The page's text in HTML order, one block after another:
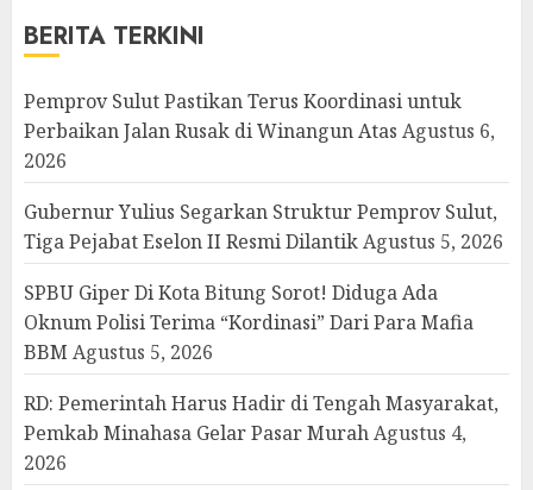
BERITA TERKINI
Pemprov Sulut Pastikan Terus Koordinasi untuk
Perbaikan Jalan Rusak di Winangun Atas Agustus 6,
2026
Gubernur Yulius Segarkan Struktur Pemprov Sulut,
Tiga Pejabat Eselon II Resmi DilantikAgustus 5, 2026
SPBU Giper Di Kota Bitung Sorot! Diduga Ada
Oknum Polisi Terima “Kordinasi” Dari Para Mafia
BBM Agustus 5, 2026
RD: Pemerintah Harus Hadir di Tengah Masyarakat,
Pemkab Minahasa Gelar Pasar MurahAgustus 4,
2026